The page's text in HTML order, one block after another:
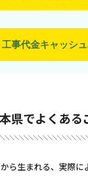
工事代金キャッシ
県でよくある
ら生まれる、実際に